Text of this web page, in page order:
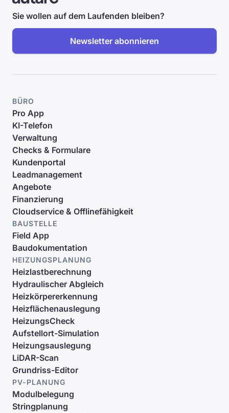
Sie wollen auf dem Laufenden bleiben?
Newsletter abonnieren
BÜRO
Pro App
KI-Telefon
Verwaltung
Checks & Formulare
Kundenportal
Leadmanagement
Angebote
Finanzierung
Cloudservice & Offlinefähigkeit
BAUSTELLE
Field App
Baudokumentation
HEIZUNGSPLANUNG
Heizlastberechnung
Hydraulischer Abgleich
Heizkörpererkennung
Heizflächenauslegung
HeizungsCheck
Aufstellort-Simulation
Heizungsauslegung
LiDAR-Scan
Grundriss-Editor
PV-PLANUNG
Modulbelegung
Stringplanung